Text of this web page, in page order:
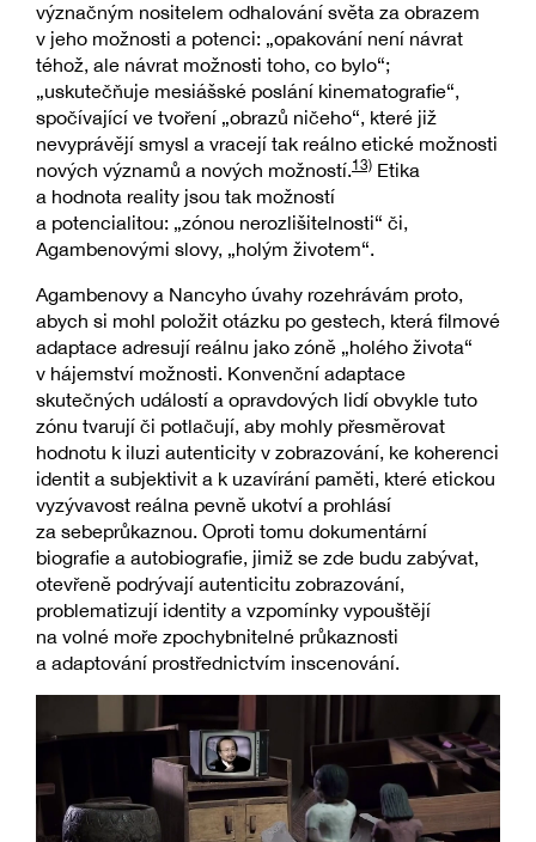
význačným nositelem odhalování světa za obrazem
v jeho možnosti a potenci: „opakování není návrat
téhož, ale návrat možnosti toho, co bylo“;
„uskutečňuje mesiášské poslání kinematografie“,
spočívající ve tvoření „obrazů ničeho“, které již
nevyprávějí smysl a vracejí tak reálno etické možnosti
nových významů a nových možností.13) Etika
a hodnota reality jsou tak možností
a potencialitou: „zónou nerozlišitelnosti“ či,
Agambenovými slovy, „holým životem“.
Agambenovy a Nancyho úvahy rozehrávám proto,
abych si mohl položit otázku po gestech, která filmové
adaptace adresují reálnu jako zóně „holého života“
v hájemství možnosti. Konvenční adaptace
skutečných událostí a opravdových lidí obvykle tuto
zónu tvarují či potlačují, aby mohly přesměrovat
hodnotu k iluzi autenticity v zobrazování, ke koherenci
identit a subjektivit a k uzavírání paměti, které etickou
vyzývavost reálna pevně ukotví a prohlásí
za sebeprůkaznou. Oproti tomu dokumentární
biografie a autobiografie, jimiž se zde budu zabývat,
otevřeně podrývají autenticitu zobrazování,
problematizují identity a vzpomínky vypouštějí
na volné moře zpochybnitelné průkaznosti
a adaptování prostřednictvím inscenování.